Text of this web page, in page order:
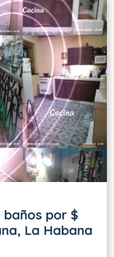
por $
La Habana